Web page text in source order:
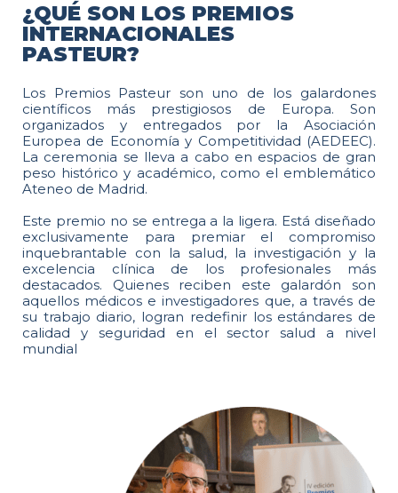
¿QUÉ SON LOS PREMIOS
INTERNACIONALES
PASTEUR?
Los Premios Pasteur son uno de los galardones
científicos más prestigiosos de Europa. Son
organizados y entregados por la Asociación
Europea de Economía y Competitividad (AEDEEC).
La ceremonia se lleva a cabo en espacios de gran
peso histórico y académico, como el emblemático
Ateneo de Madrid.
Este premio no se entrega a la ligera. Está diseñado
exclusivamente para premiar el compromiso
inquebrantable con la salud, la investigación y la
excelencia clínica de los profesionales más
destacados. Quienes reciben este galardón son
aquellos médicos e investigadores que, a través de
su trabajo diario, logran redefinir los estándares de
calidad y seguridad en el sector salud a nivel
mundial